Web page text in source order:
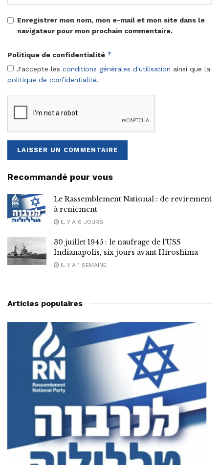
Enregistrer mon nom, mon e-mail et mon site dans le
navigateur pour mon prochain commentaire.
Politique de confidentialité *
J'accepte les conditions générales d'utilisation ainsi que la
politique de confidentialité.
Recommandé pour vous
Le Rassemblement National : de revirement
à reniement
IL Y A 6 JOURS
30 juillet 1945 : le naufrage de l’USS
Indianapolis, six jours avant Hiroshima
IL Y A 1 SEMAINE
Articles populaires